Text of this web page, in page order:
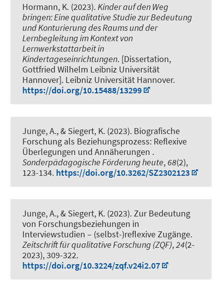
Hormann, K. (2023).Kinder auf den Weg
bringen: Eine qualitative Studie zur Bedeutung
und Konturierung des Raums und der
Lernbegleitung im Kontext von
Lernwerkstattarbeit in
Kindertageseinrichtungen. [Dissertation,
Gottfried Wilhelm Leibniz Universität
Hannover]. Leibniz Universität Hannover.
https://doi.org/10.15488/13299
Junge, A., & Siegert, K. (2023). Biografische
Forschung als Beziehungsprozess: Reflexive
Überlegungen und Annäherungen .
Sonderpädagogische Förderung heute, 68(2),
123-134. https://doi.org/10.3262/SZ2302123
Junge, A., & Siegert, K. (2023).Zur Bedeutung
von Forschungsbeziehungen in
Interviewstudien – (selbst-)reflexive Zugänge.
Zeitschrift für qualitative Forschung (ZQF),24(2-
2023), 309-322.
https://doi.org/10.3224/zqf.v24i2.07